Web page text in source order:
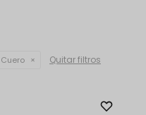
Cuero Quitar filtros